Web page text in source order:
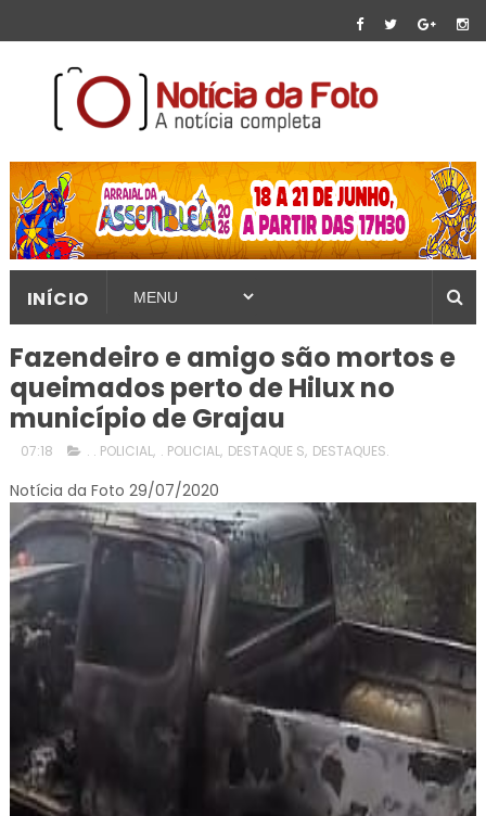
INÍCIO
Fazendeiro e amigo são mortos e
queimados perto de Hilux no
município de Grajau
07:18 . . POLICIAL, . POLICIAL, DESTAQUE S, DESTAQUES.
Notícia da Foto 29/07/2020